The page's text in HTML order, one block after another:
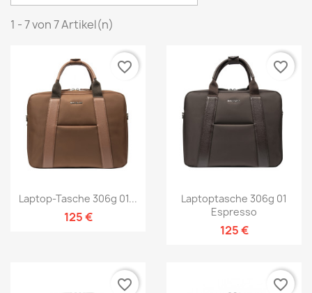
1 - 7 von 7 Artikel(n)
Laptop-Tasche 306g 01...
125 €
favorite_border
Laptoptasche 306g 01
Espresso
125 €
favorite_border
favorite_border favorite_border